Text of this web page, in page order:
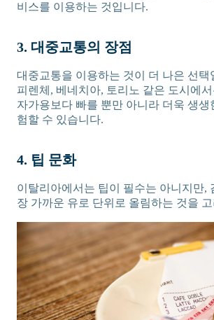
비스를 이용하는 것입니다.
3. 대중교통의 장점
대중교통을 이용하는 것이 더 나은 선택
피렌체, 베네치아, 토리노 같은 도시에
자가용보다 빠를 뿐만 아니라 더욱 생생
험할 수 있습니다.
4. 팁 문화
이탈리아에서는 팁이 필수는 아니지만,
장 가까운 유로 단위로 올림하는 것을